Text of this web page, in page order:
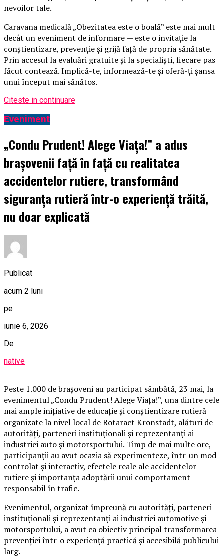
nevoilor tale.
Caravana medicală „Obezitatea este o boală” este mai mult
decât un eveniment de informare — este o invitație la
conștientizare, prevenție și grijă față de propria sănătate.
Prin accesul la evaluări gratuite și la specialiști, fiecare pas
făcut contează. Implică-te, informează-te și oferă-ți șansa
unui început mai sănătos.
Citeste in continuare
Eveniment
„Condu Prudent! Alege Viața!” a adus
brașovenii față în față cu realitatea
accidentelor rutiere, transformând
siguranța rutieră într-o experiență trăită,
nu doar explicată
Publicat
acum 2 luni
pe
iunie 6, 2026
De
native
Peste 1.000 de brașoveni au participat sâmbătă, 23 mai, la
evenimentul „Condu Prudent! Alege Viața!”, una dintre cele
mai ample inițiative de educație și conștientizare rutieră
organizate la nivel local de Rotaract Kronstadt, alături de
autorități, parteneri instituționali și reprezentanți ai
industriei auto și motorsportului. Timp de mai multe ore,
participanții au avut ocazia să experimenteze, într-un mod
controlat și interactiv, efectele reale ale accidentelor
rutiere și importanța adoptării unui comportament
responsabil în trafic.
Evenimentul, organizat împreună cu autorități, parteneri
instituționali și reprezentanți ai industriei automotive și
motorsportului, a avut ca obiectiv principal transformarea
prevenției într-o experiență practică și accesibilă publicului
larg.